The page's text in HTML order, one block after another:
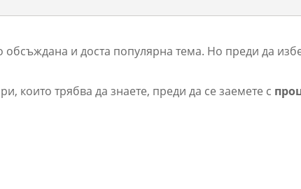
обсъждана и доста популярна тема. Но преди да
които трябва да знаете, преди да се заемете с